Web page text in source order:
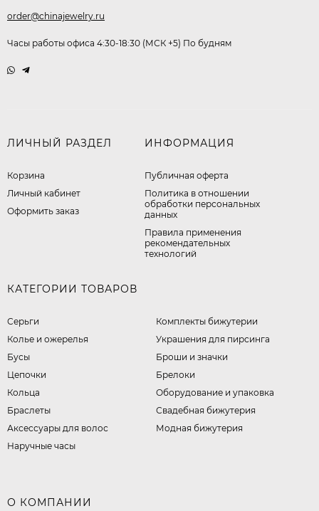
order@chinajewelry.ru
Часы работы офиса 4:30-18:30 (МСК +5) По будням
ЛИЧНЫЙ РАЗДЕЛ
Корзина
Личный кабинет
Оформить заказ
ИНФОРМАЦИЯ
Публичная оферта
​Политика в отношении
обработки персональных
данных
Правила применения
рекомендательных
технологий
КАТЕГОРИИ ТОВАРОВ
Серьги
Колье и ожерелья
Бусы
Цепочки
Кольца
Браслеты
Аксессуары для волос
Наручные часы
Комплекты бижутерии
Украшения для пирсинга
Броши и значки
Брелоки
Оборудование и упаковка
Свадебная бижутерия
Модная бижутерия
О КОМПАНИИ